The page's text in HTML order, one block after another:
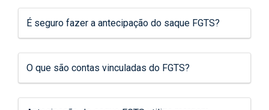
É seguro fazer a antecipação do saque FGTS?
O que são contas vinculadas do FGTS?